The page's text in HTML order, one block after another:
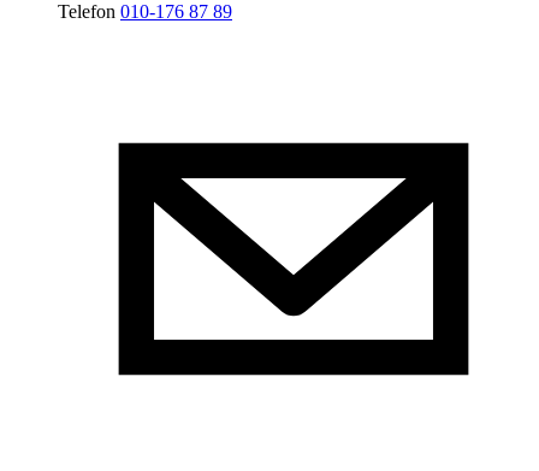
Telefon 010-176 87 89